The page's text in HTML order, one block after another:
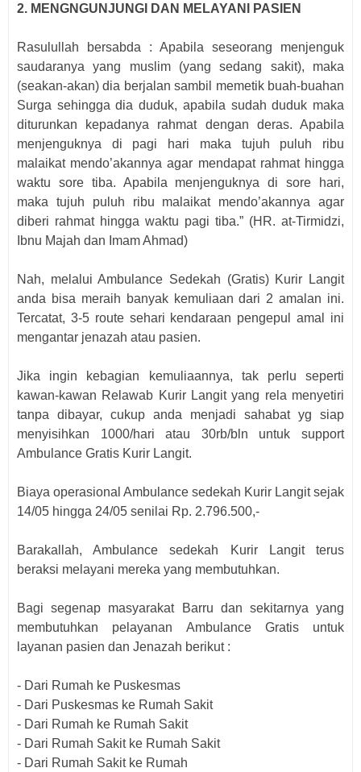
2. MENGNGUNJUNGI DAN MELAYANI PASIEN
Rasulullah bersabda : Apabila seseorang menjenguk
saudaranya yang muslim (yang sedang sakit), maka
(seakan-akan) dia berjalan sambil memetik buah-buahan
Surga sehingga dia duduk, apabila sudah duduk maka
diturunkan kepadanya rahmat dengan deras. Apabila
menjenguknya di pagi hari maka tujuh puluh ribu
malaikat mendo’akannya agar mendapat rahmat hingga
waktu sore tiba. Apabila menjenguknya di sore hari,
maka tujuh puluh ribu malaikat mendo’akannya agar
diberi rahmat hingga waktu pagi tiba.” (HR. at-Tirmidzi,
Ibnu Majah dan Imam Ahmad)
Nah, melalui Ambulance Sedekah (Gratis) Kurir Langit
anda bisa meraih banyak kemuliaan dari 2 amalan ini.
Tercatat, 3-5 route sehari kendaraan pengepul amal ini
mengantar jenazah atau pasien.
Jika ingin kebagian kemuliaannya, tak perlu seperti
kawan-kawan Relawab Kurir Langit yang rela menyetiri
tanpa dibayar, cukup anda menjadi sahabat yg siap
menyisihkan 1000/hari atau 30rb/bln untuk support
Ambulance Gratis Kurir Langit.
Biaya operasional Ambulance sedekah Kurir Langit sejak
14/05 hingga 24/05 senilai Rp. 2.796.500,-
Barakallah, Ambulance sedekah Kurir Langit terus
beraksi melayani mereka yang membutuhkan.
Bagi segenap masyarakat Barru dan sekitarnya yang
membutuhkan pelayanan Ambulance Gratis untuk
layanan pasien dan Jenazah berikut :
- Dari Rumah ke Puskesmas
- Dari Puskesmas ke Rumah Sakit
- Dari Rumah ke Rumah Sakit
- Dari Rumah Sakit ke Rumah Sakit
- Dari Rumah Sakit ke Rumah